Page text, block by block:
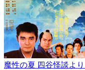
魔性の夏 四谷怪談より